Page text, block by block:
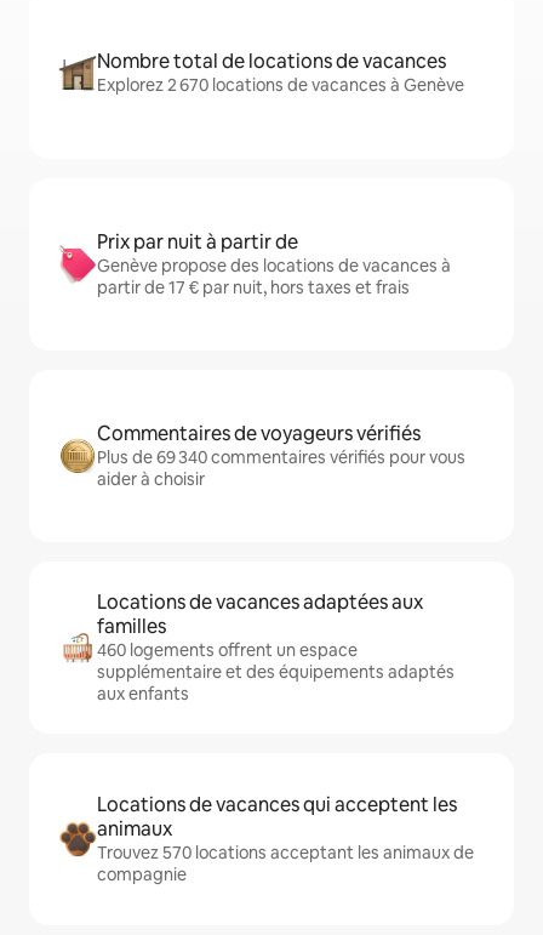
Nombre total de locations de vacances
Explorez 2 670 locations de vacances à Genève
Prix par nuit à partir de
Genève propose des locations de vacances à
partir de 17 € par nuit, hors taxes et frais
Commentaires de voyageurs vérifiés
Plus de 69 340 commentaires vérifiés pour vous
aider à choisir
Locations de vacances adaptées aux
familles
460 logements offrent un espace
supplémentaire et des équipements adaptés
aux enfants
Locations de vacances qui acceptent les
animaux
Trouvez 570 locations acceptant les animaux de
compagnie